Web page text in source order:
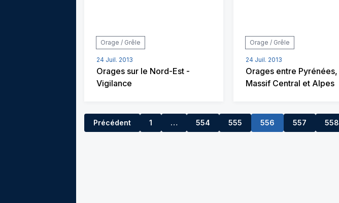
Orage / Grêle
24 Juil. 2013
Orages sur le Nord-Est -
Vigilance
Orage / Grêle
24 Juil. 2013
Orages entre Pyrénées,
Massif Central et Alpes
Précédent 1 …
553 554 555 556 557 558